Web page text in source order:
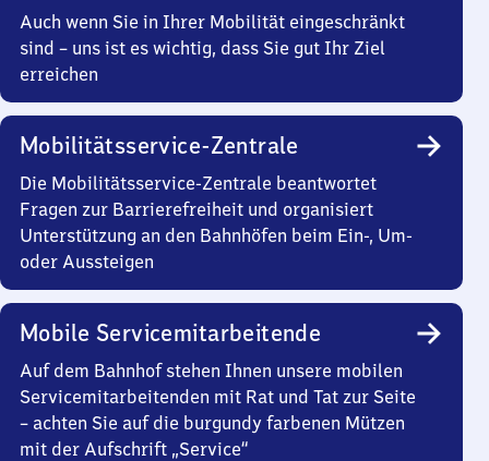
Auch wenn Sie in Ihrer Mobilität eingeschränkt
sind – uns ist es wichtig, dass Sie gut Ihr Ziel
erreichen
Mobilitätsservice-Zentrale
Die Mobilitätsservice-Zentrale beantwortet
Fragen zur Barrierefreiheit und organisiert
Unterstützung an den Bahnhöfen beim Ein-, Um-
oder Aussteigen
Mobile Servicemitarbeitende
Auf dem Bahnhof stehen Ihnen unsere mobilen
Servicemitarbeitenden mit Rat und Tat zur Seite
– achten Sie auf die burgundy farbenen Mützen
mit der Aufschrift „Service“